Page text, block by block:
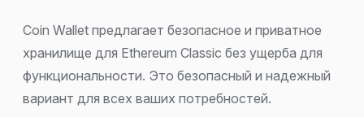
Coin Wallet предлагает безопасное и приватное
хранилище для Ethereum Classic без ущерба для
функциональности. Это безопасный и надежный
вариант для всех ваших потребностей.